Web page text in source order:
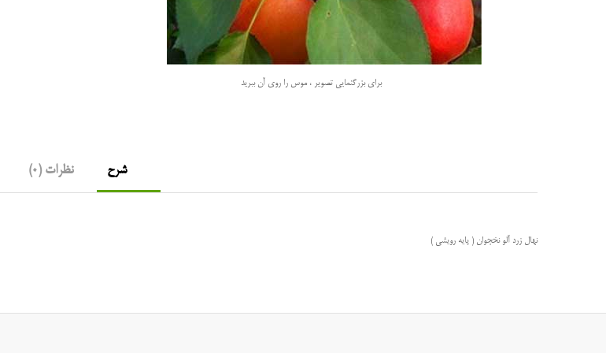
برای بزرگنمایی تصویر ، موس را روی آن ببرید
شرح نظرات (0)
نهال زرد آلو نخجوان ( پایه رویشی )